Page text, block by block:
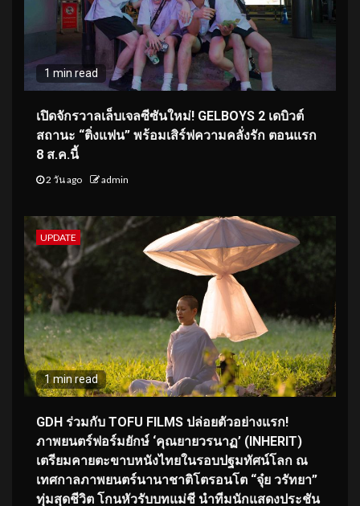
1 min read
เปิดจักรวาลเล็บเจลซีซันใหม่! GELBOYS 2 เดบิวต์
สถานะ “ติ่งแฟน” พร้อมเสิร์ฟความคลั่งรัก ตอนแรก
8 ส.ค.นี้
2 วัน ago admin
UPDATE
1 min read
GDH ร่วมกับ TOFU FILMS ปล่อยตัวอย่างแรก!
ภาพยนตร์ฟอร์มยักษ์ ‘คุณยายวรนาฏ’ (INHERIT)
เตรียมคายตะขาบหนังไทยในรอบปฐมทัศน์โลก ณ
เทศกาลภาพยนตร์นานาชาติโตรอนโต “จุ๋ย วรัทยา”
ทุ่มสุดชีวิต โกนหัวรับบทแม่ชี นำทีมนักแสดงประชัน